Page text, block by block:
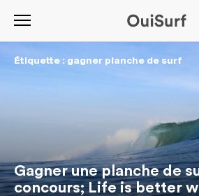
Étiquette : gagner planche de surf
Gagner une planche de
concours; Life is better